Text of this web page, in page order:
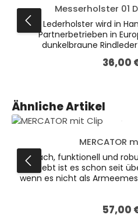
Messerholster 01
Das Lederholster wird in
Partnerbetrieben in
dunkelbraune
optimalen Schutz.Auf der
Varianten. * Leder ist ein
Abweichungen
36,00
Produktgalerie überspringen
Ähnliche Artikel
MERCATOR
Einfach, funktionell und
Beliebt ist es schon seit
wenn es nicht als
"Kaiser-Wilhelm- Messer".
57,00